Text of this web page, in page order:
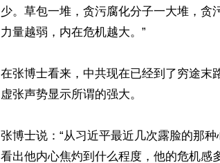
少。草包一堆，贪污腐化分子一大堆，贪
力量越弱，内在危机越大。”
在张博士看来，中共现在已经到了穷途末
虚张声势显示所谓的强大。
张博士说：“从习近平最近几次露脸的那
看出他内心焦灼到什么程度，他的危机感